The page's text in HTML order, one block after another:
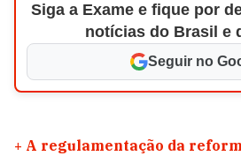
Siga a Exame e fique por
notícias do Brasil e
Seguir no
+ A regulamentação da